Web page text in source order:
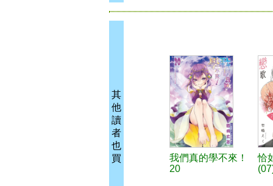
其
他
讀
者
也
買
我們真的學不來！
20
恰